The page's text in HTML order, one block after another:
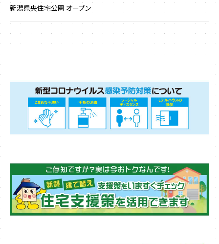
新潟県央住宅公園 オープン